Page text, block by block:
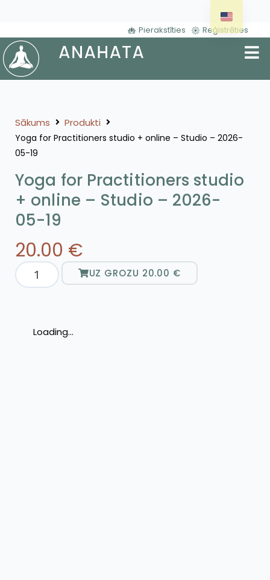
Pierakstīties Reģistrēties
Sākums Produkti
Yoga for Practitioners studio + online – Studio – 2026-
05-19
Yoga for Practitioners studio
+ online – Studio – 2026-
05-19
20.00 €
UZ GROZU 20.00 €
Loading...